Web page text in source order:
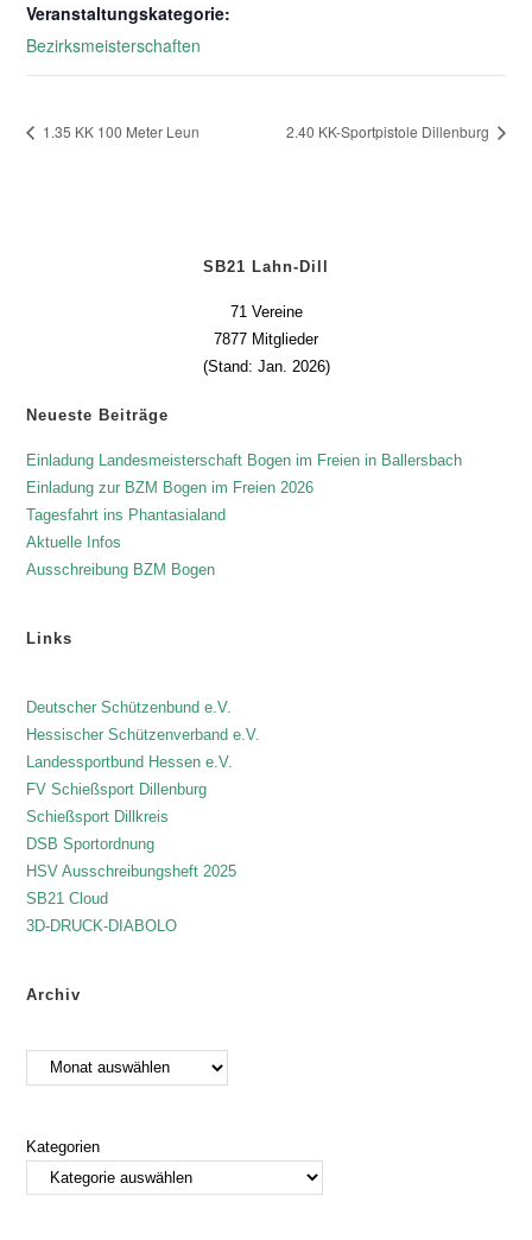
Veranstaltungskategorie:
Bezirksmeisterschaften
1.35 KK 100 Meter Leun 2.40 KK-Sportpistole Dillenburg
SB21 Lahn-Dill
71 Vereine
7877 Mitglieder
(Stand: Jan. 2026)
Neueste Beiträge
Einladung Landesmeisterschaft Bogen im Freien in Ballersbach
Einladung zur BZM Bogen im Freien 2026
Tagesfahrt ins Phantasialand
Aktuelle Infos
Ausschreibung BZM Bogen
Links
Deutscher Schützenbund e.V.
Hessischer Schützenverband e.V.
Landessportbund Hessen e.V.
FV Schießsport Dillenburg
Schießsport Dillkreis
DSB Sportordnung
HSV Ausschreibungsheft 2025
SB21 Cloud
3D-DRUCK-DIABOLO
Archiv
Kategorien